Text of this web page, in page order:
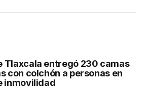
Tlaxcala entregó 230 camas
con colchón a personas en
inmovilidad